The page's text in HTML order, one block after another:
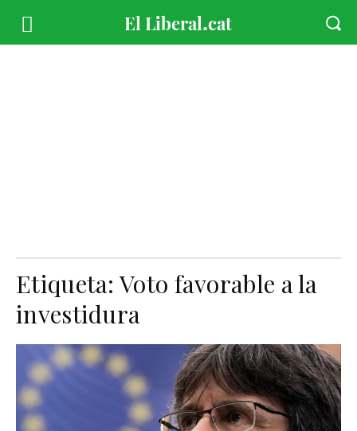
Etiqueta:Voto favorable a la
investidura